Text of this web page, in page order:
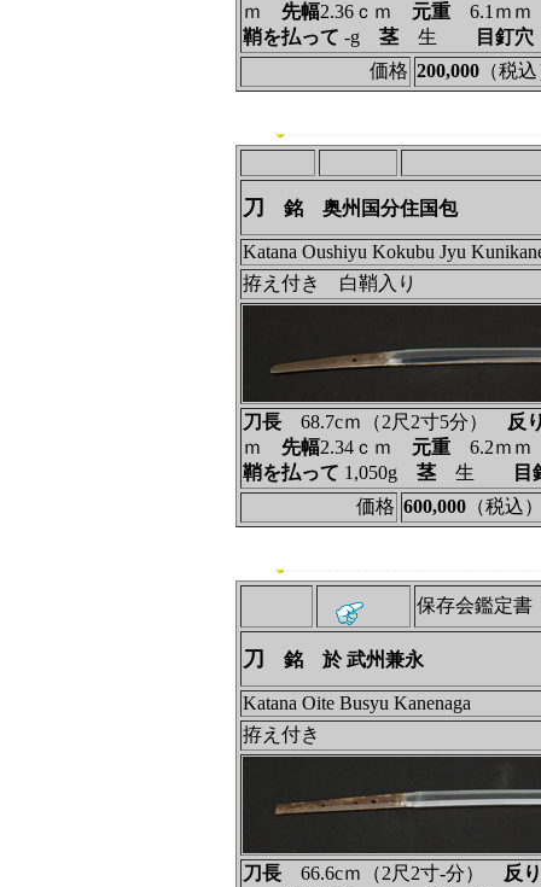
ｍ 先幅2.36ｃｍ 元重6.1ｍ
鞘を払って ‐g 茎生 目釘穴
価格 200,000（税込
刀 銘 奥州国分住国包
Katana Oushiyu Kokubu Jyu
拵え付き 白鞘入り
刀長68.7cｍ（2尺2寸5分）
反
ｍ 先幅2.34ｃｍ 元重6.2ｍ
鞘を払って 1,050g 茎生
目
価格 600,000（税込
保存会鑑定書
刀 銘 於 武州兼永
Katana Oite Busyu Kanenaga
拵え付き
刀長66.6cｍ（2尺2寸‐分）
反り